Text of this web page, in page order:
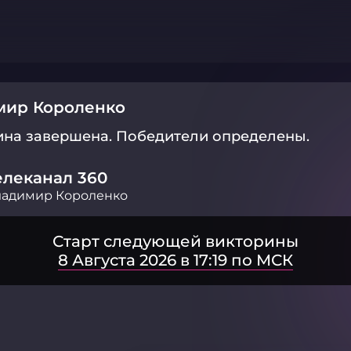
Короленко
завершена. Победители определены.
360
Короленко
Старт следующей викторины
8 Августа 2026 в 17:19 по МСК